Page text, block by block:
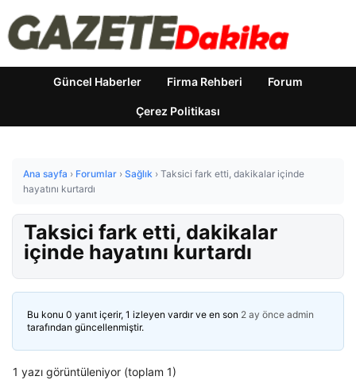
Güncel Haberler Firma Rehberi Forum
Çerez Politikası
Ana sayfa › Forumlar › Sağlık › Taksici fark etti, dakikalar içinde
hayatını kurtardı
Taksici fark etti, dakikalar
içinde hayatını kurtardı
Bu konu 0 yanıt içerir, 1 izleyen vardır ve en son 2 ay önce admin
tarafından güncellenmiştir.
1 yazı görüntüleniyor (toplam 1)